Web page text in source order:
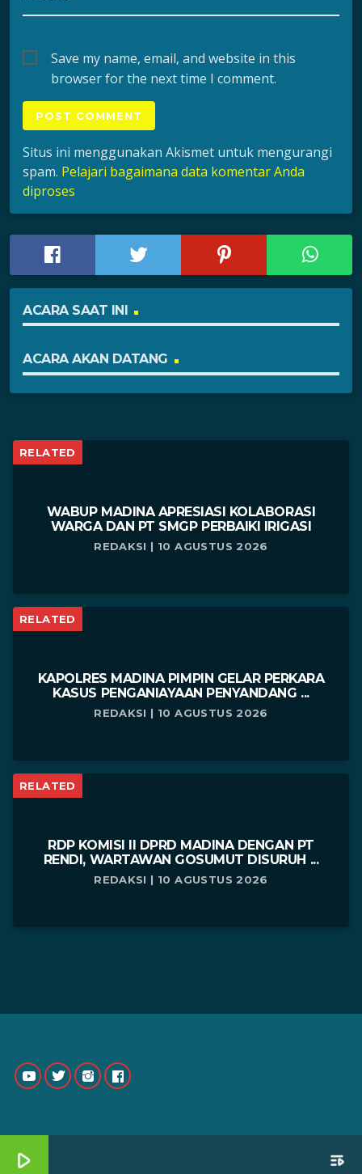
Save my name, email, and website in this
browser for the next time I comment.
Situs ini menggunakan Akismet untuk mengurangi
spam. Pelajari bagaimana data komentar Anda
diproses
ACARA SAAT INI
ACARA AKAN DATANG
RELATED
WABUP MADINA APRESIASI KOLABORASI
WARGA DAN PT SMGP PERBAIKI IRIGASI
REDAKSI | 10 AGUSTUS 2026
RELATED
KAPOLRES MADINA PIMPIN GELAR PERKARA
KASUS PENGANIAYAAN PENYANDANG ...
REDAKSI | 10 AGUSTUS 2026
RELATED
RDP KOMISI II DPRD MADINA DENGAN PT
RENDI, WARTAWAN GOSUMUT DISURUH ...
REDAKSI | 10 AGUSTUS 2026
play_arrow playlist_play